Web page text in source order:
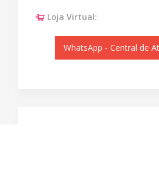
Loja Virtual:
WhatsApp - Central de